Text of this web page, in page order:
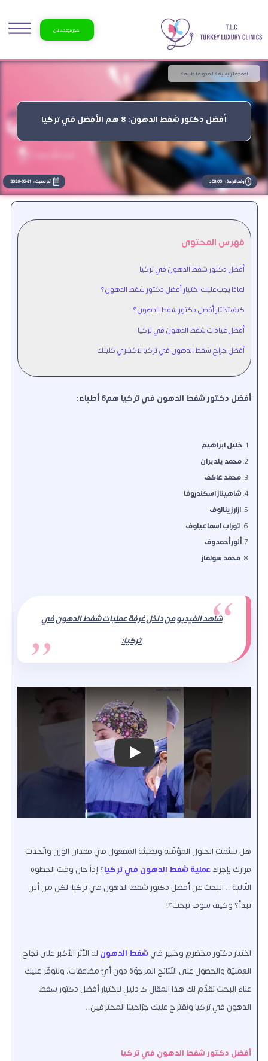
احجز موعدك الآن
أفضل دكتور شفط الدهون: 8 هم الأفضل في تركيا
الصفحة الرئيسية >المدونة الطبية >
وقت القراءة : 03:00 د آخر تحديث : 2026-05-31
فهرس المحتوى
أفضل دكتور شفط الدهون في تركيا
لماذا يجب عليك اختيار أفضل دكتور شفط الدهون؟
كيف تختار أفضل دكتور شفط الدهون؟
أفضل عيادات شفط الدهون في تركيا
أفضل جراح شفط الدهون في تركيا لاكشري كلينك
أفضل دكتور شفط الدهون في تركيا هم6 أطباء:
خليل ابراهيم
محمد يلديران
محمد عاكف
شاهيناز اسكندروفا
ازار زينالوف
توراب اسماعيلوف
أنور أحمدوف
محمد سولماز
شاهد الفيديو من داخل غرفة عمليات شفط الدهون في
تركيا:
Play
هل سئمت الحلول المؤقّتة وبطيئة المفعول في فقدان الوزن واتّخذت
قرارك بإجراء عملية شفط الدهون في تركيا؟ إذاً حان وقت الخطوة
التّالية .. البحث عن أفضل دكتور شفط الدهون في تركيا! لكن من أين
تبدأ؟ وكيف سوف تبحث؟!
اختيار دكتور مخضرمٍ وخبيرٍ في شفط الدهون له الأثر الأكبر على نجاح
العمليّة والحصول على النّتائج المرجوّة دون أيّ مضاعفات، ولنوفّر عليك
عناء البحث نقدّم لك هذا المقال كـ دليلٍ لاختيار أفضل دكتور شفط
الدهون في تركيا ونقترح عليك جرّاحينا المحترفين..
أفضل دكتور شفط الدهون في تركيا